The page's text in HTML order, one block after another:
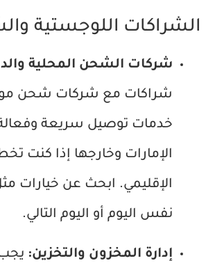
الشراكات اللوجستية
شركات الشحن المحلية
شراكات مع شركات شحن
خدمات توصيل سريعة
الإمارات وخارجها إذا كنت
الإقليمي. ابحث عن خيارات
نفس اليوم أو اليوم التالي.
إدارة المخزون والتخزين: